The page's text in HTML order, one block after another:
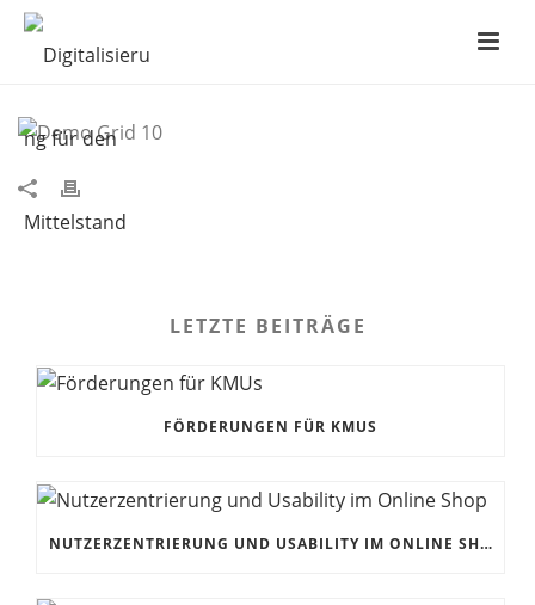
DEMO GRID 10
LETZTE BEITRÄGE
FÖRDERUNGEN FÜR KMUS
NUTZERZENTRIERUNG UND USABILITY IM ONLINE SHOP